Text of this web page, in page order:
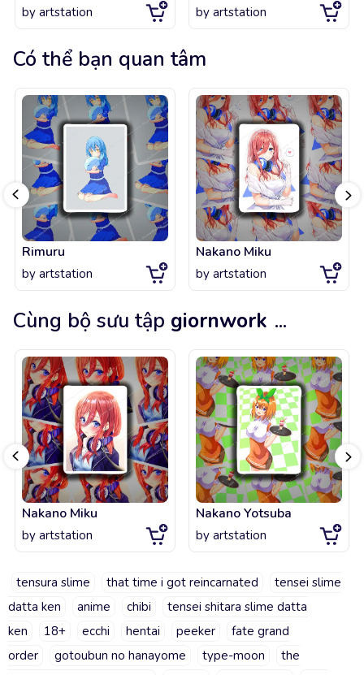
by artstation by artstation
Có thể bạn quan tâm
Rimuru
by artstation
Nakano Miku
by artstation
Cùng bộ sưu tập giornwork ...
Nakano Miku
by artstation
Nakano Yotsuba
by artstation
tensura slime that time i got reincarnated
tensei slime
datta ken
anime chibi
tensei shitara slime datta
ken
18+ ecchi hentai peeker
fate grand
order
gotoubun no hanayome type-moon
the